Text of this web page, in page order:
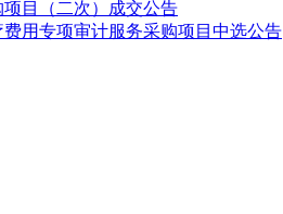
目（二次）成交公告
用专项审计服务采购项目中选公告